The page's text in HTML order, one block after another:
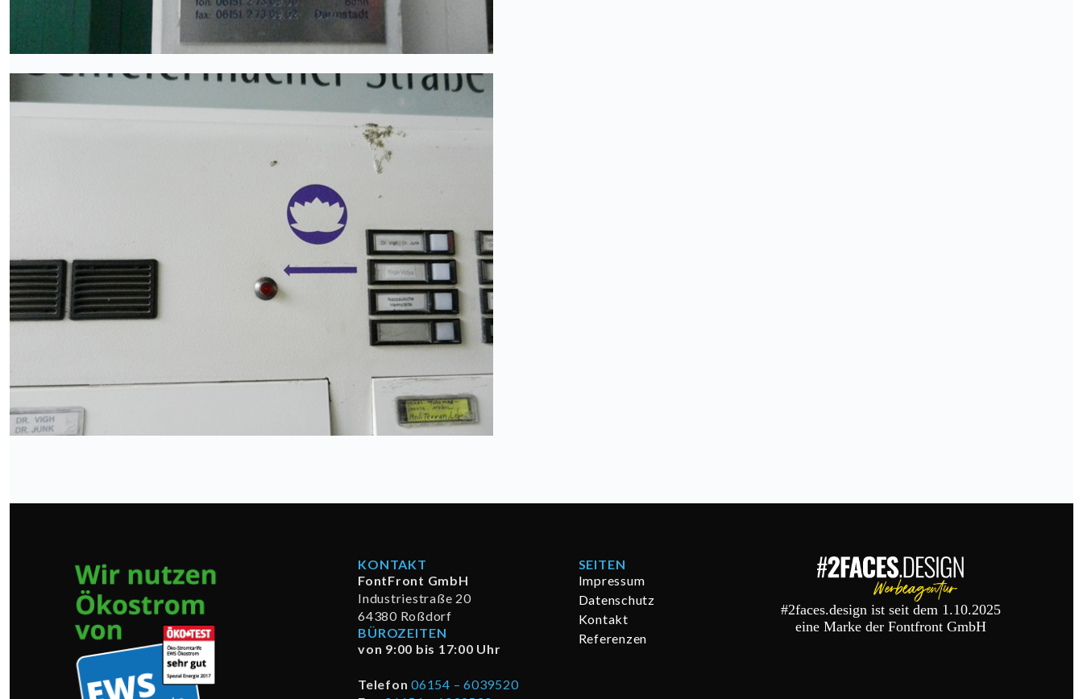
KONTAKT
FontFront GmbH
Industriestraße 20
64380 Roßdorf
BÜROZEITEN
von 9:00 bis 17:00 Uhr
Telefon 06154 – 6039520
SEITEN
Impressum
Datenschutz
Kontakt
Referenzen
#2faces.design ist seit dem 1.10.2025
eine Marke der Fontfront GmbH